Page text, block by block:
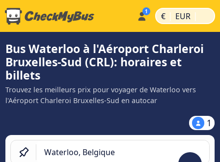
€ | EUR |
Bus Waterloo à l'Aéroport Charleroi
Bruxelles-Sud (CRL): horaires et
billets
Trouvez les meilleurs prix pour voyager de Waterloo vers
l'Aéroport Charleroi Bruxelles-Sud en autocar
1